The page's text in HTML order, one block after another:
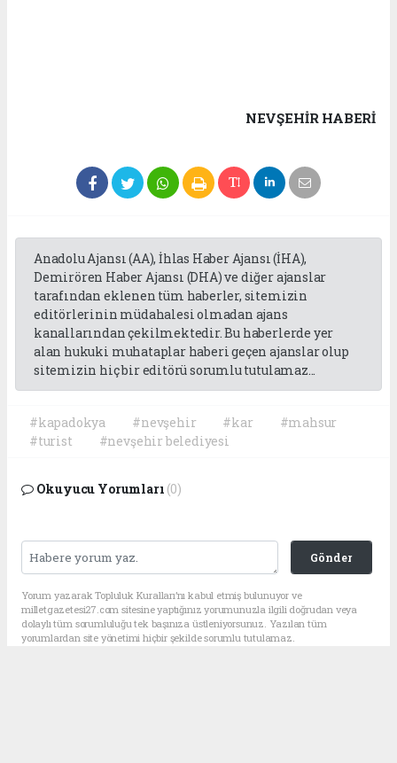
NEVŞEHIR HABERİ
Anadolu Ajansı (AA), İhlas Haber Ajansı (İHA),
Demirören Haber Ajansı (DHA) ve diğer ajanslar
tarafından eklenen tüm haberler, sitemizin
editörlerinin müdahalesi olmadan ajans
kanallarından çekilmektedir. Bu haberlerde yer
alan hukuki muhataplar haberi geçen ajanslar olup
sitemizin hiç bir editörü sorumlu tutulamaz...
#kapadokya #nevşehir #kar
#mahsur
#turist
#nevşehir belediyesi
Okuyucu Yorumları (0)
Gönder
Yorum yazarak Topluluk Kuralları’nı kabul etmiş bulunuyor ve
milletgazetesi27.com sitesine yaptığınız yorumunuzla ilgili doğrudan veya
dolaylı tüm sorumluluğu tek başınıza üstleniyorsunuz. Yazılan tüm
yorumlardan site yönetimi hiçbir şekilde sorumlu tutulamaz.